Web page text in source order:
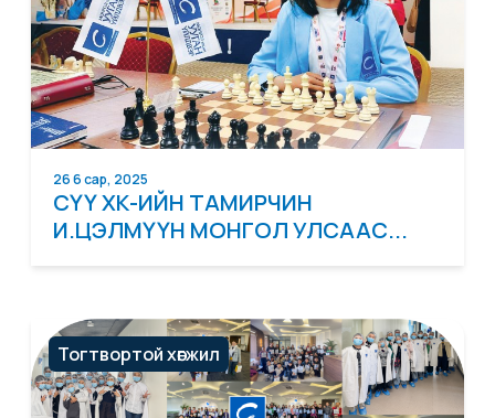
26 6 сар, 2025
СҮҮ ХК-ИЙН ТАМИРЧИН
И.ЦЭЛМҮҮН МОНГОЛ УЛСААС...
Тогтвортой хөгжил